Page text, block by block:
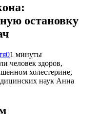
остановку
01 минуты
человек здоров,
холестерине,
наук Анна